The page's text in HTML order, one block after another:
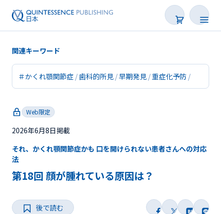
新着
関連キーワード
＃かくれ顎関節症 歯科的所見 早期発見 重症化予防
Web限定
2026年6月8日掲載
それ、かくれ顎関節症かも 口を開けられない患者さんへの対応
法
第18回 顔が腫れている原因は？
後で読む